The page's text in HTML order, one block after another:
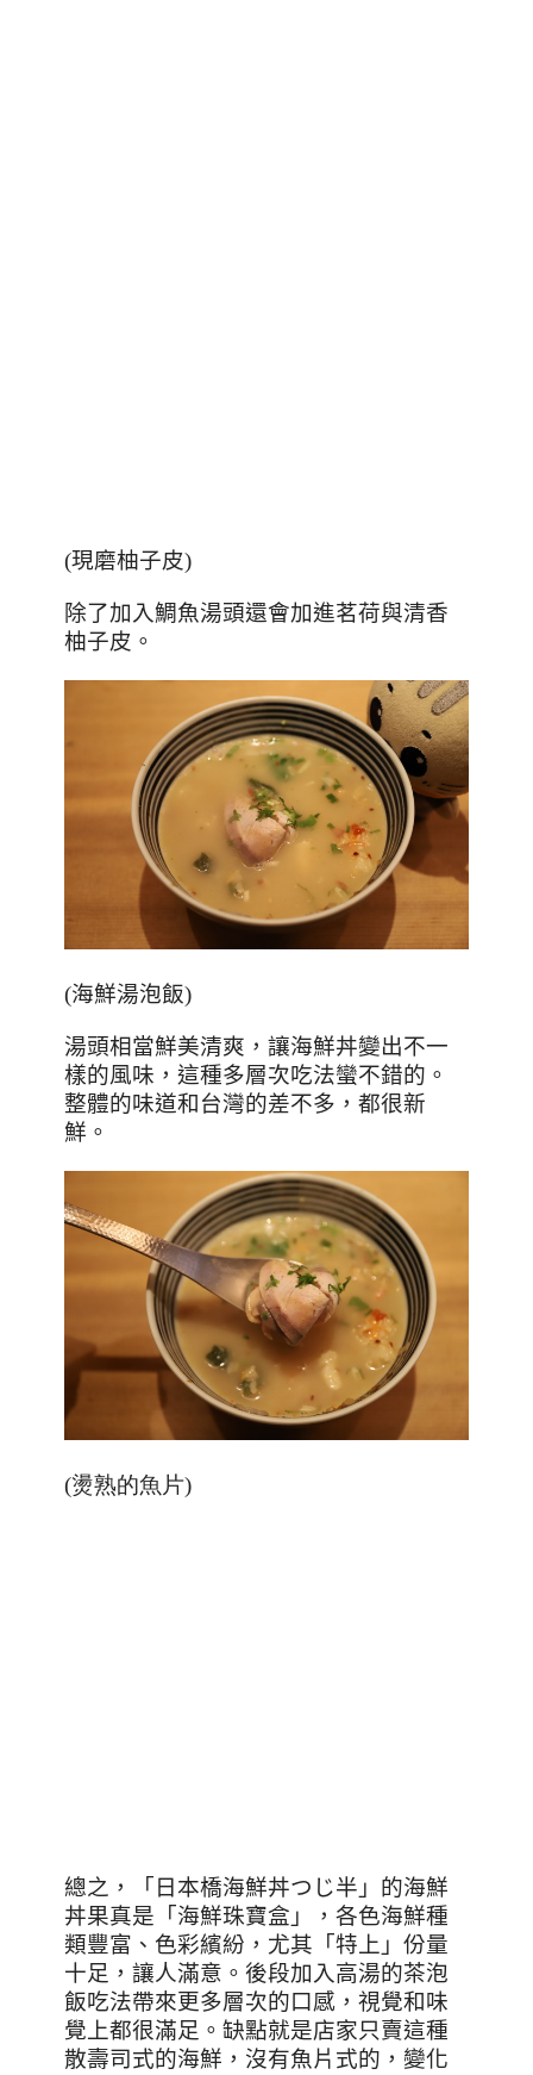
(現磨柚子皮)
除了加入鯛魚湯頭還會加進茗荷與清香
柚子皮。
(海鮮湯泡飯)
湯頭相當鮮美清爽，讓海鮮丼變出不一
樣的風味，這種多層次吃法蠻不錯的。
整體的味道和台灣的差不多，都很新
鮮。
(燙熟的魚片)
總之，「日本橋海鮮丼つじ半」的海鮮
丼果真是「海鮮珠寶盒」，各色海鮮種
類豐富、色彩繽紛，尤其「特上」份量
十足，讓人滿意。後段加入高湯的茶泡
飯吃法帶來更多層次的口感，視覺和味
覺上都很滿足。缺點就是店家只賣這種
散壽司式的海鮮，沒有魚片式的，變化